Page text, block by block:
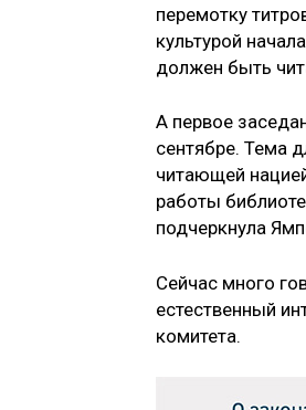
перемотку
культурой
должен быть
А первое
сентябре. Тема
читающей
работы
подчеркнула
Сейчас много
естественный
комитета.